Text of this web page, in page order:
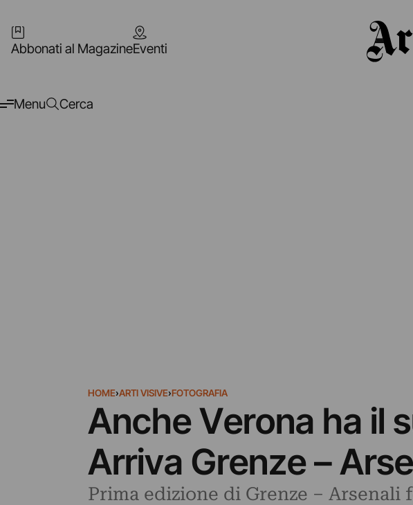
Abbonati al MagazineEventi
Menu Cerca
HOME›ARTI VISIVE›FOTOGRAFIA
Anche Verona ha il
Arriva Grenze –
Prima edizione di Grenze –